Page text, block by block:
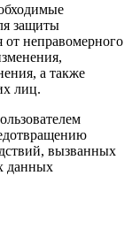
защиты
неправомерного
а также
лиц.
вызванных
данных